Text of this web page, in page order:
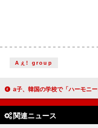
Aぇ! group
a子、韓国の学校で「ハーモニー」MV撮影
関連ニュース